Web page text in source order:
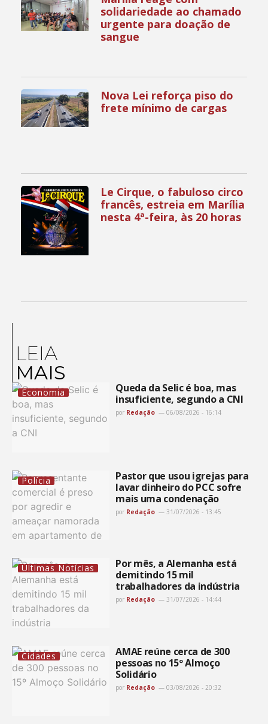
solidariedade ao chamado
urgente para doação de
sangue
Nova Lei reforça piso do
frete mínimo de cargas
Le Cirque, o fabuloso circo
francês, estreia em Marília
nesta 4ª-feira, às 20 horas
LEIA
MAIS
Economia
Queda da Selic é boa, mas
insuficiente, segundo a CNI
por Redação 06/08/2026 - 16:14
Polícia
Pastor que usou igrejas para
lavar dinheiro do PCC sofre
mais uma condenação
por Redação 31/07/2026 - 13:45
Últimas Notícias
Por mês, a Alemanha está
demitindo 15 mil
trabalhadores da indústria
por Redação 31/07/2026 - 14:44
Cidades
AMAE reúne cerca de 300
pessoas no 15º Almoço
Solidário
por Redação 03/08/2026 - 20:32